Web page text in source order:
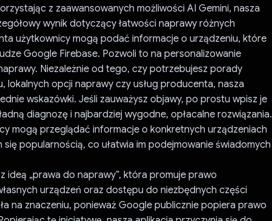
z zaawansowanych możliwości AI Gemini, nasza
wynik dotyczący łatwości naprawy różnych
użytkownicy mogą podać informacje o urządzeniu, które
Google Firebase. Pozwoli to na personalizowanie
Niezależnie od tego, czy potrzebujesz porady
lokalnych opcji naprawy czy usług producenta, nasza
wskazówki. Jeśli zauważysz objawy, po prostu wpisz je
diagnozę i najbardziej wygodne, opłacalne rozwiązania.
mogą przeglądać informacje o konkretnych urządzeniach
popularnością, co ułatwia im podejmowanie świadomych
ideą „prawa do naprawy”, która promuje prawo
urządzeń oraz dostępu do niezbędnych części
na znaczeniu, ponieważ Google publicznie popiera prawo